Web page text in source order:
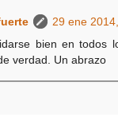
29 ene
bien en todos
verdad. Un abrazo